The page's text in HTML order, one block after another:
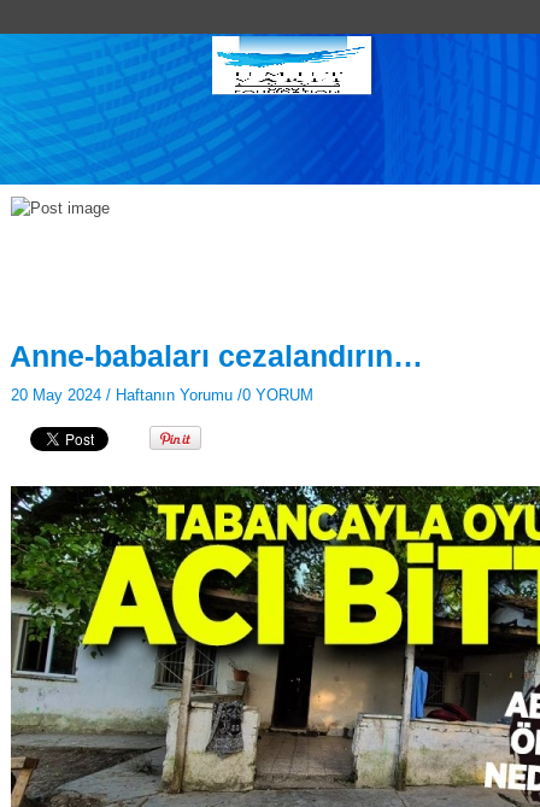
Anne-babaları cezalandırın…
20 May 2024 / Haftanın Yorumu /0 YORUM